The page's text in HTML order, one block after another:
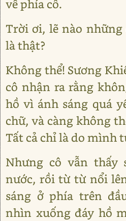
về phía cô.
Trời ơi, lẽ nào
là thật?
Không thể! Sương
cô nhận ra rằng
hồ vì ánh sáng quá
chữ, và càng không
Tất cả chỉ là do mình
Nhưng cô vẫn thấy
nước, rồi từ từ nổi
sáng ở phía trên
nhìn xuống đáy hồ